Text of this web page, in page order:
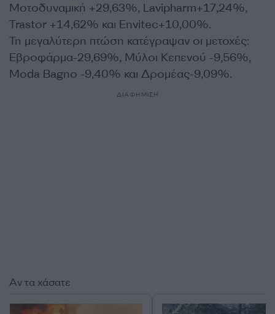
Μοτοδυναμική +29,63%, Lavipharm+17,24%,
Trastor +14,62% και Envitec+10,00%.
Τη μεγαλύτερη πτώση κατέγραψαν οι μετοχές:
Εβροφάρμα-29,69%, Μύλοι Κεπενού -9,56%,
Moda Bagno -9,40% και Δρομέας-9,09%.
ΔΙΑΦΗΜΙΣΗ
Αν τα χάσατε